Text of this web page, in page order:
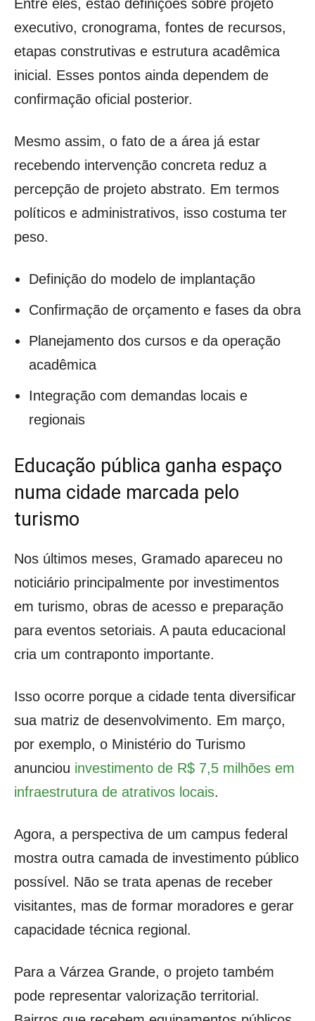
Entre eles, estão definições sobre projeto
executivo, cronograma, fontes de recursos,
etapas construtivas e estrutura acadêmica
inicial. Esses pontos ainda dependem de
confirmação oficial posterior.
Mesmo assim, o fato de a área já estar
recebendo intervenção concreta reduz a
percepção de projeto abstrato. Em termos
políticos e administrativos, isso costuma ter
peso.
Definição do modelo de implantação
Confirmação de orçamento e fases da obra
Planejamento dos cursos e da operação
acadêmica
Integração com demandas locais e
regionais
Educação pública ganha espaço
numa cidade marcada pelo
turismo
Nos últimos meses, Gramado apareceu no
noticiário principalmente por investimentos
em turismo, obras de acesso e preparação
para eventos setoriais. A pauta educacional
cria um contraponto importante.
Isso ocorre porque a cidade tenta diversificar
sua matriz de desenvolvimento. Em março,
por exemplo, o Ministério do Turismo
anunciou investimento de R$ 7,5 milhões em
infraestrutura de atrativos locais.
Agora, a perspectiva de um campus federal
mostra outra camada de investimento público
possível. Não se trata apenas de receber
visitantes, mas de formar moradores e gerar
capacidade técnica regional.
Para a Várzea Grande, o projeto também
pode representar valorização territorial.